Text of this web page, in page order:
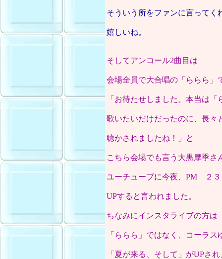
そういう所をファンに言ってく
嬉しいね。
そしてアンコール2曲目は
会場全員で大合唱の「ららら」
「お待たせしました。本当は「
歌いたいだけだったのに、長々
聴かされましたね！」と
こちら会場でも言う大黒摩季さ
ユーチューブに今夜、PM ２３
UPすると言われました。
ちなみにインスタライブの方は
「ららら」ではなく、コーラス
「夏が来る、そして」がUPさ